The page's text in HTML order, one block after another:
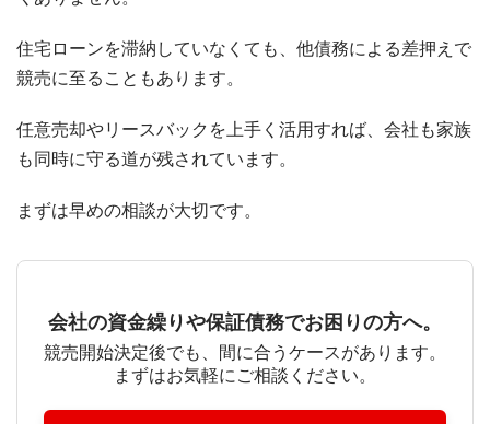
住宅ローンを滞納していなくても、他債務による差押えで
競売に至ることもあります。
任意売却やリースバックを上手く活用すれば、会社も家族
も同時に守る道が残されています。
まずは早めの相談が大切です。
会社の資金繰りや保証債務でお困りの方へ。
競売開始決定後でも、間に合うケースがあります。
まずはお気軽にご相談ください。